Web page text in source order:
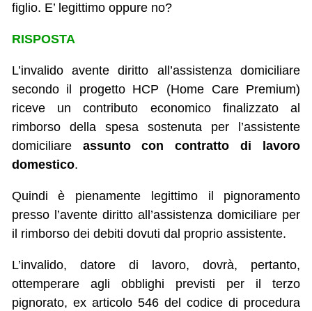
figlio. E’ legittimo oppure no?
RISPOSTA
L’invalido avente diritto all’assistenza domiciliare
secondo il progetto HCP (Home Care Premium)
riceve un contributo economico finalizzato al
rimborso della spesa sostenuta per l’assistente
domiciliare assunto con contratto di lavoro
domestico.
Quindi è pienamente legittimo il pignoramento
presso l’avente diritto all’assistenza domiciliare per
il rimborso dei debiti dovuti dal proprio assistente.
L’invalido, datore di lavoro, dovrà, pertanto,
ottemperare agli obblighi previsti per il terzo
pignorato, ex articolo 546 del codice di procedura